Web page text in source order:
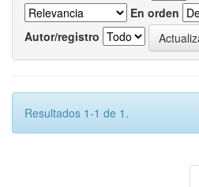
En orden
Autor/registro
Resultados 1-1 de 1.